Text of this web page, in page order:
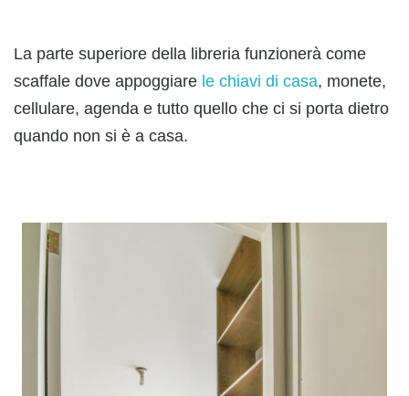
La parte superiore della libreria funzionerà come
scaffale dove appoggiare le chiavi di casa, monete,
cellulare, agenda e tutto quello che ci si porta dietro
quando non si è a casa.